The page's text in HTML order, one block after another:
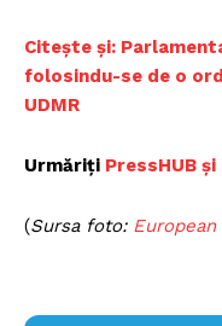
Citește și:
folosindu-se de o
UDMR
Urmăriți PressHUB
(Sursa foto: